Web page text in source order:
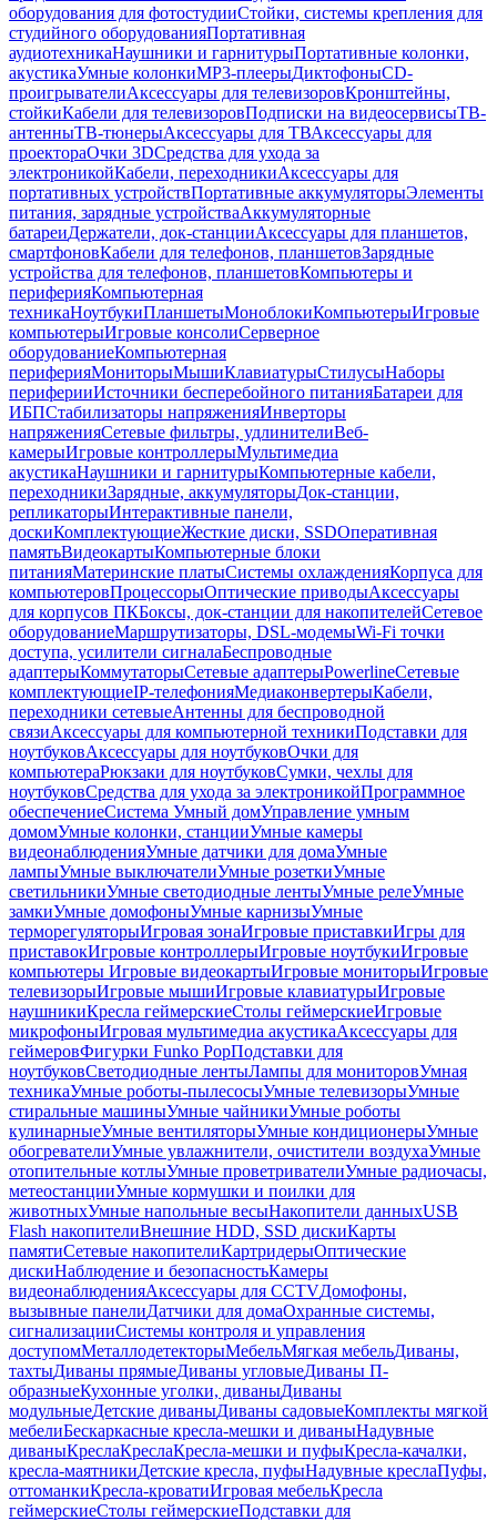
оборудования для фотостудииСтойки, системы крепления для
студийного оборудованияПортативная
аудиотехникаНаушники и гарнитурыПортативные колонки,
акустикаУмные колонкиMP3-плеерыДиктофоныCD-
проигрывателиАксессуары для телевизоровКронштейны,
стойкиКабели для телевизоровПодписки на видеосервисыТВ-
антенныТВ-тюнерыАксессуары для ТВАксессуары для
проектораОчки 3DСредства для ухода за
электроникойКабели, переходникиАксессуары для
портативных устройствПортативные аккумуляторыЭлементы
питания, зарядные устройстваАккумуляторные
батареиДержатели, док-станцииАксессуары для планшетов,
смартфоновКабели для телефонов, планшетовЗарядные
устройства для телефонов, планшетовКомпьютеры и
периферияКомпьютерная
техникаНоутбукиПланшетыМоноблокиКомпьютерыИгровые
компьютерыИгровые консолиСерверное
оборудованиеКомпьютерная
периферияМониторыМышиКлавиатурыСтилусыНаборы
периферииИсточники бесперебойного питанияБатареи для
ИБПСтабилизаторы напряженияИнверторы
напряженияСетевые фильтры, удлинителиВеб-
камерыИгровые контроллерыМультимедиа
акустикаНаушники и гарнитурыКомпьютерные кабели,
переходникиЗарядные, аккумуляторыДок-станции,
репликаторыИнтерактивные панели,
доскиКомплектующиеЖесткие диски, SSDОперативная
памятьВидеокартыКомпьютерные блоки
питанияМатеринские платыСистемы охлажденияКорпуса для
компьютеровПроцессорыОптические приводыАксессуары
для корпусов ПКБоксы, док-станции для накопителейСетевое
оборудованиеМаршрутизаторы, DSL-модемыWi-Fi точки
доступа, усилители сигналаБеспроводные
адаптерыКоммутаторыСетевые адаптерыPowerlineСетевые
комплектующиеIP-телефонияМедиаконвертерыКабели,
переходники сетевыеАнтенны для беспроводной
связиАксессуары для компьютерной техникиПодставки для
ноутбуковАксессуары для ноутбуковОчки для
компьютераРюкзаки для ноутбуковСумки, чехлы для
ноутбуковСредства для ухода за электроникойПрограммное
обеспечениеСистема Умный домУправление умным
домомУмные колонки, станцииУмные камеры
видеонаблюденияУмные датчики для домаУмные
лампыУмные выключателиУмные розеткиУмные
светильникиУмные светодиодные лентыУмные релеУмные
замкиУмные домофоныУмные карнизыУмные
терморегуляторыИгровая зонаИгровые приставкиИгры для
приставокИгровые контроллерыИгровые ноутбукиИгровые
компьютеры Игровые видеокартыИгровые мониторыИгровые
телевизорыИгровые мышиИгровые клавиатурыИгровые
наушникиКресла геймерскиеСтолы геймерскиеИгровые
микрофоныИгровая мультимедиа акустикаАксессуары для
геймеровФигурки Funko PopПодставки для
ноутбуковСветодиодные лентыЛампы для мониторовУмная
техникаУмные роботы-пылесосыУмные телевизорыУмные
стиральные машиныУмные чайникиУмные роботы
кулинарныеУмные вентиляторыУмные кондиционерыУмные
обогревателиУмные увлажнители, очистители воздухаУмные
отопительные котлыУмные проветривателиУмные радиочасы,
метеостанцииУмные кормушки и поилки для
животныхУмные напольные весыНакопители данныхUSB
Flash накопителиВнешние HDD, SSD дискиКарты
памятиСетевые накопителиКартридерыОптические
дискиНаблюдение и безопасностьКамеры
видеонаблюденияАксессуары для CCTVДомофоны,
вызывные панелиДатчики для домаОхранные системы,
сигнализацииСистемы контроля и управления
доступомМеталлодетекторыМебельМягкая мебельДиваны,
тахтыДиваны прямыеДиваны угловыеДиваны П-
образныеКухонные уголки, диваныДиваны
модульныеДетские диваныДиваны садовыеКомплекты мягкой
мебелиБескаркасные кресла-мешки и диваныНадувные
диваныКреслаКреслаКресла-мешки и пуфыКресла-качалки,
кресла-маятникиДетские кресла, пуфыНадувные креслаПуфы,
оттоманкиКресла-кроватиИгровая мебельКресла
геймерскиеСтолы геймерскиеПодставки для